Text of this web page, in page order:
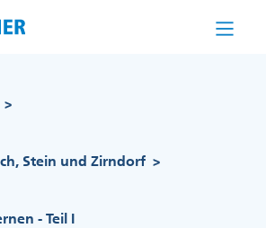
>
Stein und Zirndorf >
- Teil I